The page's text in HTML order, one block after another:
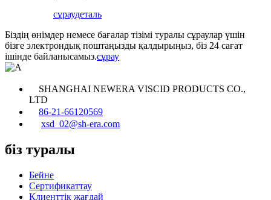
сұраудеталь
Біздің өнімдер немесе бағалар тізімі туралы сұраулар үшін
бізге электрондық поштаңызды қалдырыңыз, біз 24 сағат
ішінде байланысамыз.сұрау
SHANGHAI NEWERA VISCID PRODUCTS CO.,
LTD
86-21-66120569
xsd_02@sh-era.com
біз туралы
Бейне
Сертификаттау
Клиенттік жағдай